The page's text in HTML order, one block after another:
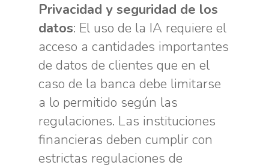
Privacidad y seguridad de los
datos: El uso de la IA requiere el
acceso a cantidades importantes
de datos de clientes que en el
caso de la banca debe limitarse
a lo permitido según las
regulaciones. Las instituciones
financieras deben cumplir con
estrictas regulaciones de